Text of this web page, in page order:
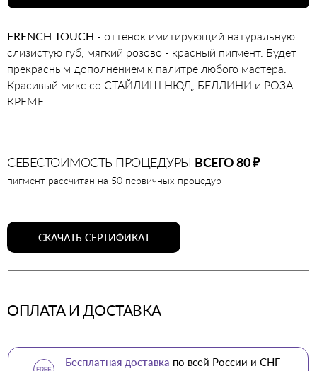
FRENCH TOUCH- оттенок имитирующий натуральную
слизистую губ, мягкий розово - красный пигмент. Будет
прекрасным дополнением к палитре любого мастера. Красивый
микс со СТАЙЛИШ НЮД, БЕЛЛИНИ и РОЗА КРЕМЕ
FRENCH TOUCH - оттенок имитирующий натуральную
слизистую губ, мягкий розово - красный пигмент. Будет
прекрасным дополнением к палитре любого мастера.
Красивый микс со СТАЙЛИШ НЮД, БЕЛЛИНИ и РОЗА
КРЕМЕ
СЕБЕСТОИМОСТЬ ПРОЦЕДУРЫ ВСЕГО 80 ₽
СКАЧАТЬ СЕРТИФИКАТ
пигмент рассчитан на 50 первичных процедур
ОПЛАТА И ДОСТАВКА
Бесплатная доставка по всей России и СНГ